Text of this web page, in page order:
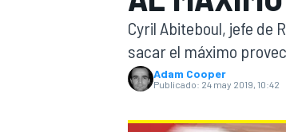
Cyril Abiteboul, jefe de
sacar el máximo
Adam Cooper
Publicado: 24 may 2019, 10:42